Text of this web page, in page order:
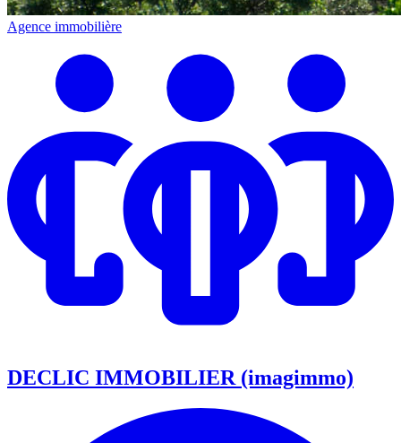
Agence immobilière
DECLIC IMMOBILIER (imagimmo)